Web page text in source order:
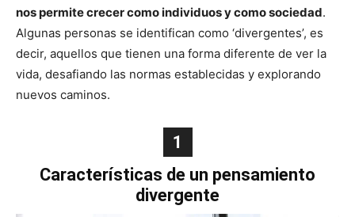
nos permite crecer como individuos y como sociedad.
Algunas personas se identifican como ‘divergentes’, es
decir, aquellos que tienen una forma diferente de ver la
vida, desafiando las normas establecidas y explorando
nuevos caminos.
1
Características de un pensamiento
divergente